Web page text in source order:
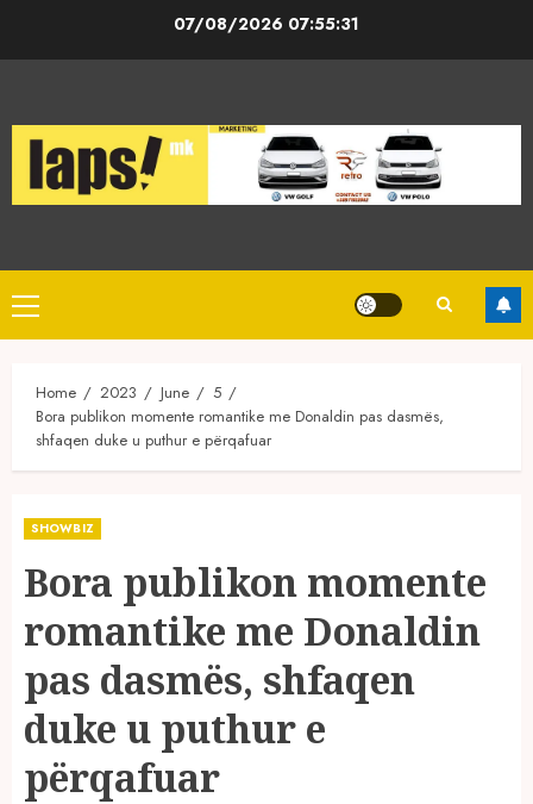
07/08/2026 07:55:32
Primary
Menu
Home 2023 June
5
Bora publikon momente romantike me Donaldin pas dasmës,
shfaqen duke u puthur e përqafuar
SHOWBIZ
Bora publikon momente
romantike me Donaldin
pas dasmës, shfaqen
duke u puthur e
përqafuar